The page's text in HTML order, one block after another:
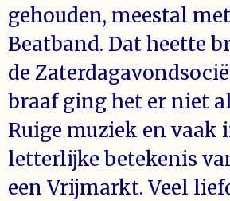
gehouden, meestal
Beatband. Dat heette
de
braaf ging het er niet
Ruige muziek en vaak
letterlijke betekenis
een Vrijmarkt. Veel